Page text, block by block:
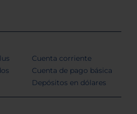
Cuenta corriente
Cuenta de pago básica
Depósitos en dólares